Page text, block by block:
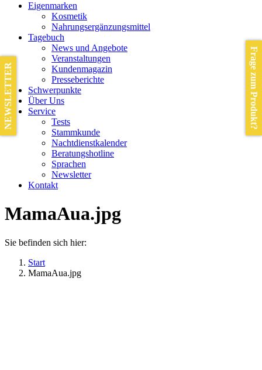
Eigenmarken
Kosmetik
Nahrungsergänzungsmittel
Tagebuch
News und Angebote
Veranstaltungen
Kundenmagazin
Presseberichte
Schwerpunkte
Über Uns
Service
Tests
Stammkunde
Nachtdienstkalender
Beratungshotline
Sprachen
Newsletter
Kontakt
MamaAua.jpg
Sie befinden sich hier:
Start
MamaAua.jpg
Frage zum Produkt?
NEWSLETTER